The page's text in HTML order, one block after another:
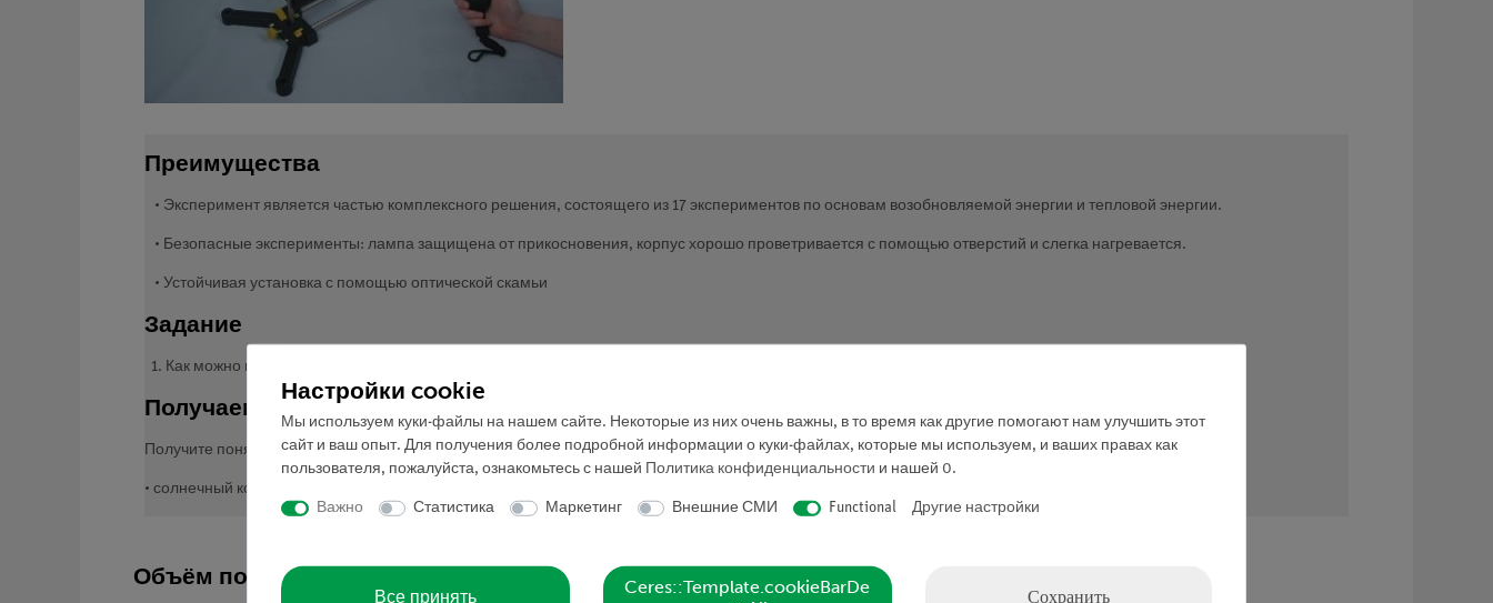
Преимущества
• Эксперимент является частью комплексного решения, состоящего из 17 экспериментов по основам возобновляемой энергии и тепловой энергии.
• Безопасные эксперименты: лампа защищена от прикосновения, корпус хорошо проветривается с помощью отверстий и слегка нагревается.
• Устойчивая установка с помощью оптической скамьи
Задание
1. Как можно нагреть воду с помощью солнечного коллектора?
Получаем понятие о
Получите понятие о
• солнечный коллектор
Объём поставки
Настройки cookie
Мы используем куки-файлы на нашем сайте. Некоторые из них очень важны, в то время как другие помогают нам улучшить этот
сайт и ваш опыт. Для получения более подробной информации о куки-файлах, которые мы используем, и ваших правах как
пользователя, пожалуйста, ознакомьтесь с нашей
Политика конфиденциальности и нашей 0.
Важно Статистика Маркетинг Внешние СМИ Functional Другие настройки
Все принять
Ceres::Template.cookieBarDe
Сохранить